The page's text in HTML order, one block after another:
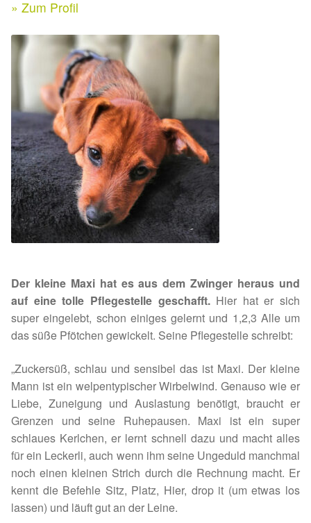
Aktuelle Spenden 2026
Ihre/Eure Spenden – Januar bis Juni 2026
Spenden 2025
Juli bis Dezember 2025
Januar bis Juni 2025
Spenden 2024
Januar bis Juni 2024
Spenden 2023
Juli bis Dezember 2023
Januar bis Juni 2023
Spenden 2022
Juli bis Dezember 2022
Januar bis Juni 2022
Kontakt & Rechtliches
Facebook
Instagram
» Zum Profil
Der kleine Maxi hat es aus dem Zwinger heraus und
auf eine tolle Pflegestelle geschafft.Hier hat er sich
super eingelebt, schon einiges gelernt und 1,2,3 Alle um
das süße Pfötchen gewickelt. Seine Pflegestelle schreibt:
„Zuckersüß, schlau und sensibel das ist Maxi. Der kleine
Mann ist ein welpentypischer Wirbelwind. Genauso wie er
Liebe, Zuneigung und Auslastung benötigt, braucht er
Grenzen und seine Ruhepausen. Maxi ist ein super
schlaues Kerlchen, er lernt schnell dazu und macht alles
für ein Leckerli, auch wenn ihm seine Ungeduld manchmal
noch einen kleinen Strich durch die Rechnung macht. Er
kennt die Befehle Sitz, Platz, Hier, drop it (um etwas los
lassen) und läuft gut an der Leine.